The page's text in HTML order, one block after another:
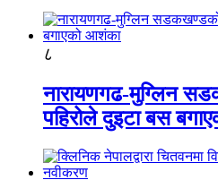
८
नारायणगढ-मुग्लिन
पहिरोले दुइटा बस